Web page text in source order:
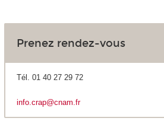
Prenez rendez-vous
Tél. 01 40 27 29 72
info.crap@cnam.fr